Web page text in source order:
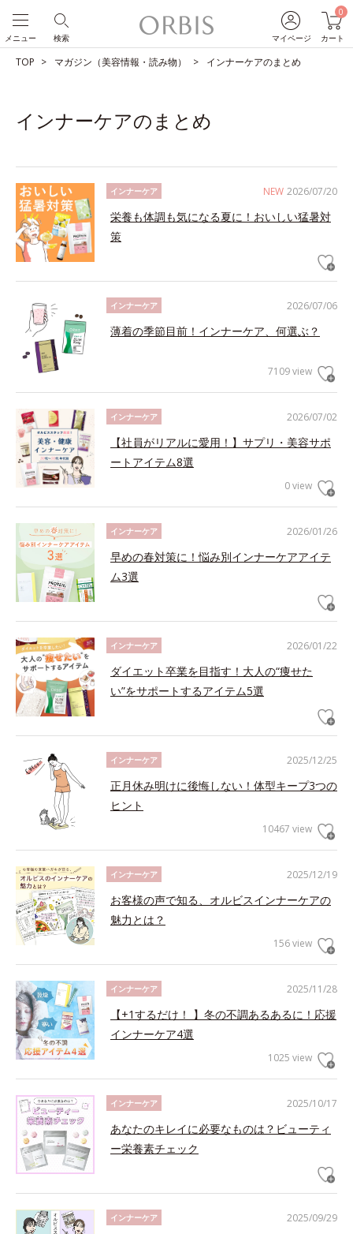
マイページ
0
カート
検索
メニュー
TOP マガジン（美容情報・読み物） インナーケアのまとめ
インナーケアのまとめ
NEW 2026/07/20
インナーケア
栄養も体調も気になる夏に！おいしい猛暑対
策
2026/07/06
インナーケア
薄着の季節目前！インナーケア、何選ぶ？
7109 view
2026/07/02
インナーケア
【社員がリアルに愛用！】サプリ・美容サポ
ートアイテム8選
0 view
2026/01/26
インナーケア
早めの春対策に！悩み別インナーケアアイテ
ム3選
2026/01/22
インナーケア
ダイエット卒業を目指す！大人の“痩せた
い”をサポートするアイテム5選
2025/12/25
インナーケア
正月休み明けに後悔しない！体型キープ3つの
ヒント
10467 view
2025/12/19
インナーケア
お客様の声で知る、オルビスインナーケアの
魅力とは？
156 view
2025/11/28
インナーケア
【+1するだけ！ 】冬の不調あるあるに！応援
インナーケア4選
1025 view
2025/10/17
インナーケア
あなたのキレイに必要なものは？ビューティ
ー栄養素チェック
2025/09/29
インナーケア